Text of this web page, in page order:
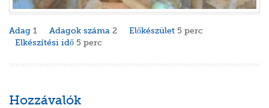
Adag 1 Adagok száma 2 Előkészület 5 perc
Elkészítési idő 5 perc
Hozzávalók